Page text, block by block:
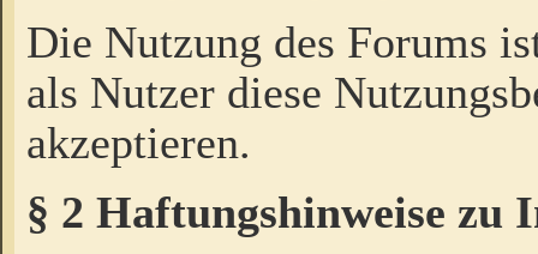
Die Nutzung des Forums
als Nutzer diese
akzeptieren.
§ 2 Haftungshinweise zu